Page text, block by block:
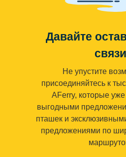
Давайте
связи
Не упустите
присоединяйтесь к
AFerry, которые
выгодными
пташек и
предложениями по